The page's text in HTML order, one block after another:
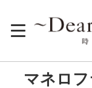
マネロ